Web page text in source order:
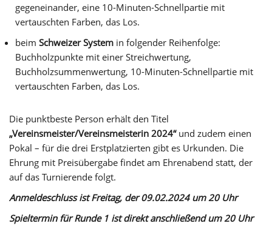
gegeneinander, eine 10-Minuten-Schnellpartie mit
vertauschten Farben, das Los.
beim Schweizer System in folgender Reihenfolge:
Buchholzpunkte mit einer Streichwertung,
Buchholzsummenwertung, 10-Minuten-Schnellpartie mit
vertauschten Farben, das Los.
Die punktbeste Person erhält den Titel
„Vereinsmeister/Vereinsmeisterin 2024“und zudem einen
Pokal – für die drei Erstplatzierten gibt es Urkunden. Die
Ehrung mit Preisübergabe findet am Ehrenabend statt, der
auf das Turnierende folgt.
Anmeldeschluss ist Freitag, der 09.02.2024 um 20 Uhr
Spieltermin für Runde 1 ist direkt anschließend um 20 Uhr